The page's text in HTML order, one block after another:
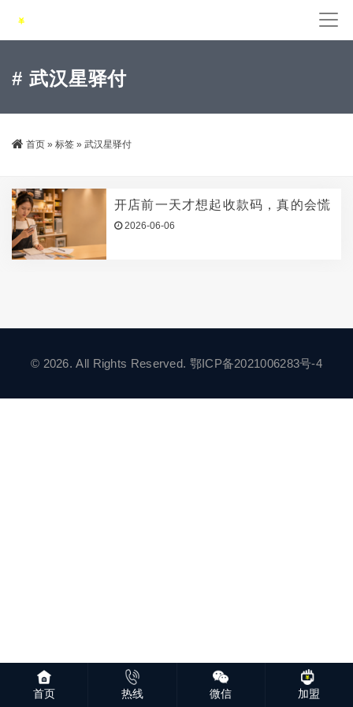
# 武汉星驿付
首页 » 标签 » 武汉星驿付
开店前一天才想起收款码，真的会慌
2026-06-06
© 2026. All Rights Reserved. 鄂ICP备2021006283号-4
首页 热线 微信 加盟